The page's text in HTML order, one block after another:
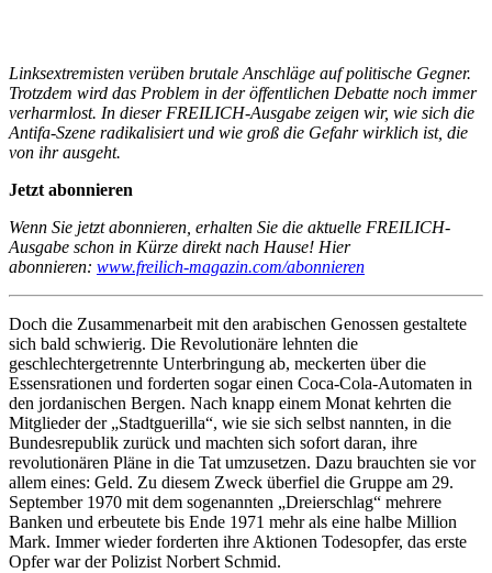
Linksextremisten verüben brutale Anschläge auf politische Gegner.
Trotzdem wird das Problem in der öffentlichen Debatte noch immer
verharmlost. In dieser FREILICH-Ausgabe zeigen wir, wie sich die
Antifa-Szene radikalisiert und wie groß die Gefahr wirklich ist, die
von ihr ausgeht.
Jetzt abonnieren
Wenn Sie jetzt abonnieren, erhalten Sie die aktuelle FREILICH-
Ausgabe schon in Kürze direkt nach Hause! Hier
abonnieren: www.freilich-magazin.com/abonnieren
Doch die Zusammenarbeit mit den arabischen Genossen gestaltete
sich bald schwierig. Die Revolutionäre lehnten die
geschlechtergetrennte Unterbringung ab, meckerten über die
Essensrationen und forderten sogar einen Coca-Cola-Automaten in
den jordanischen Bergen. Nach knapp einem Monat kehrten die
Mitglieder der „Stadtguerilla“, wie sie sich selbst nannten, in die
Bundesrepublik zurück und machten sich sofort daran, ihre
revolutionären Pläne in die Tat umzusetzen. Dazu brauchten sie vor
allem eines: Geld. Zu diesem Zweck überfiel die Gruppe am 29.
September 1970 mit dem sogenannten „Dreierschlag“ mehrere
Banken und erbeutete bis Ende 1971 mehr als eine halbe Million
Mark. Immer wieder forderten ihre Aktionen Todesopfer, das erste
Opfer war der Polizist Norbert Schmid.